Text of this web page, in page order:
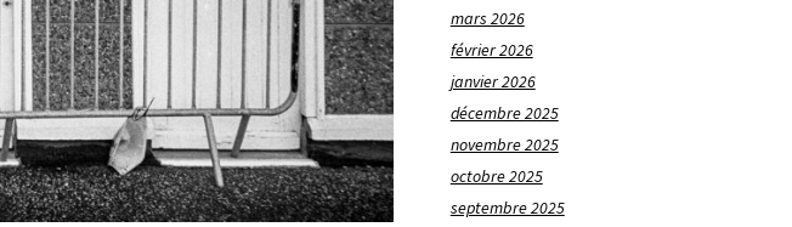
mars 2026
février 2026
janvier 2026
décembre 2025
novembre 2025
octobre 2025
septembre 2025